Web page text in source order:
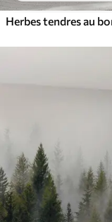
Herbes tendres au